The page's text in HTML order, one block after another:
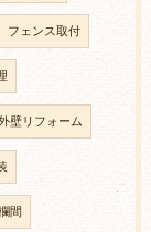
フェンス取付
壁リフォーム
間